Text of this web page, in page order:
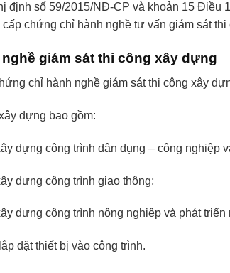
định số 59/2015/NĐ-CP và khoản 15 Điều
chứng chỉ hành nghề tư vấn giám sát
giám sát thi công xây dựng
chỉ hành nghề giám sát thi công xây
dựng bao gồm:
dựng công trình dân dụng – công nghiệp
dựng công trình giao thông;
dựng công trình nông nghiệp và phát triển
đặt thiết bị vào công trình.